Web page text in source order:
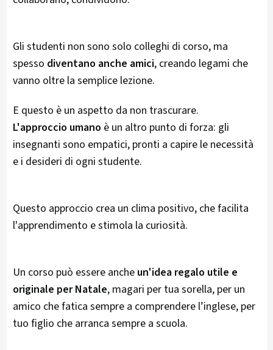
Gli studenti non sono solo colleghi di corso, ma
spesso diventano anche amici, creando legami che
vanno oltre la semplice lezione.
E questo è un aspetto da non trascurare.
L'approccio umano è un altro punto di forza: gli
insegnanti sono empatici, pronti a capire le necessità
e i desideri di ogni studente.
Questo approccio crea un clima positivo, che facilita
l'apprendimento e stimola la curiosità.
Un corso può essere anche un'idea regalo utile e
originale per Natale, magari per tua sorella, per un
amico che fatica sempre a comprendere l’inglese, per
tuo figlio che arranca sempre a scuola.